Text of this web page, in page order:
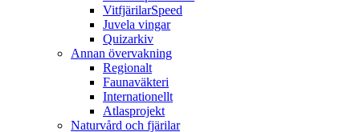
VitfjärilarSpeed
Juvela vingar
Quizarkiv
Annan övervakning
Regionalt
Faunaväkteri
Internationellt
Atlasprojekt
Naturvård och fjärilar